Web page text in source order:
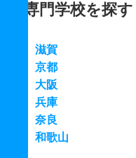
専門学校を探す
滋賀
京都
大阪
兵庫
奈良
和歌山